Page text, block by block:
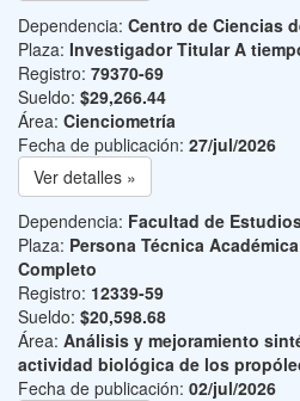
Dependencia: Centro de Ciencias
Plaza: Investigador Titular A
Registro: 79370-69
Sueldo: $29,266.44
Área: Cienciometría
Fecha de publicación: 27/jul/2026
Ver detalles »
Dependencia: Facultad de
Plaza: Persona Técnica
Completo
Registro: 12339-59
Sueldo: $20,598.68
Área: Análisis y mejoramiento
actividad biológica de los
Fecha de publicación: 02/jul/2026